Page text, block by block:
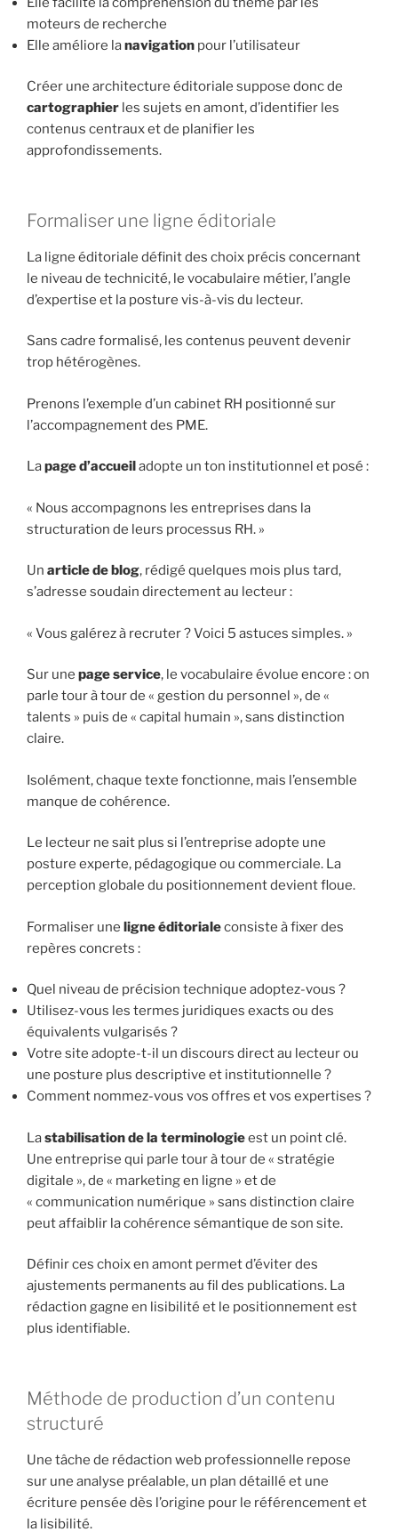
moteurs de recherche
Elle améliore lanavigation pour l’utilisateur
Créer une architecture éditoriale suppose donc de
cartographier les sujets en amont, d’identifier les
contenus centraux et de planifier les
approfondissements.
Formaliser une ligne éditoriale
La ligne éditoriale définit des choix précis concernant
le niveau de technicité, le vocabulaire métier, l’angle
d’expertise et la posture vis-à-vis du lecteur.
Sans cadre formalisé, les contenus peuvent devenir
trop hétérogènes.
Prenons l’exemple d’un cabinet RH positionné sur
l’accompagnement des PME.
Lapage d’accueil adopte un ton institutionnel et posé :
« Nous accompagnons les entreprises dans la
structuration de leurs processus RH. »
Un article de blog, rédigé quelques mois plus tard,
s’adresse soudain directement au lecteur :
« Vous galérez à recruter ? Voici 5 astuces simples. »
Sur une page service, le vocabulaire évolue encore : on
parle tour à tour de « gestion du personnel », de «
talents » puis de « capital humain », sans distinction
claire.
Isolément, chaque texte fonctionne, mais l’ensemble
manque de cohérence.
Le lecteur ne sait plus si l’entreprise adopte une
posture experte, pédagogique ou commerciale. La
perception globale du positionnement devient floue.
Formaliser une ligne éditorialeconsiste à fixer des
repères concrets :
Quel niveau de précision technique adoptez-vous ?
Utilisez-vous les termes juridiques exacts ou des
équivalents vulgarisés ?
Votre site adopte-t-il un discours direct au lecteur ou
une posture plus descriptive et institutionnelle ?
Comment nommez-vous vos offres et vos expertises ?
Lastabilisation de la terminologieest un point clé.
Une entreprise qui parle tour à tour de « stratégie
digitale », de « marketing en ligne » et de
« communication numérique » sans distinction claire
peut affaiblir la cohérence sémantique de son site.
Définir ces choix en amont permet d’éviter des
ajustements permanents au fil des publications. La
rédaction gagne en lisibilité et le positionnement est
plus identifiable.
Méthode de production d’un contenu
structuré
Une tâche de rédaction web professionnelle repose
sur une analyse préalable, un plan détaillé et une
écriture pensée dès l’origine pour le référencement et
la lisibilité.